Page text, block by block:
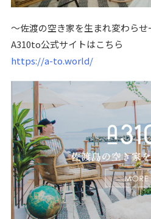
〜佐渡の空き家を生まれ変わら
A310to公式サイトはこちら
https://a-to.world/